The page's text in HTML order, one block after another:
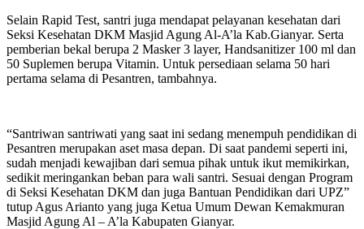
Selain Rapid Test, santri juga mendapat pelayanan kesehatan dari
Seksi Kesehatan DKM Masjid Agung Al-A’la Kab.Gianyar. Serta
pemberian bekal berupa 2 Masker 3 layer, Handsanitizer 100 ml dan
50 Suplemen berupa Vitamin. Untuk persediaan selama 50 hari
pertama selama di Pesantren, tambahnya.
“Santriwan santriwati yang saat ini sedang menempuh pendidikan di
Pesantren merupakan aset masa depan. Di saat pandemi seperti ini,
sudah menjadi kewajiban dari semua pihak untuk ikut memikirkan,
sedikit meringankan beban para wali santri. Sesuai dengan Program
di Seksi Kesehatan DKM dan juga Bantuan Pendidikan dari UPZ”
tutup Agus Arianto yang juga Ketua Umum Dewan Kemakmuran
Masjid Agung Al – A’la Kabupaten Gianyar.